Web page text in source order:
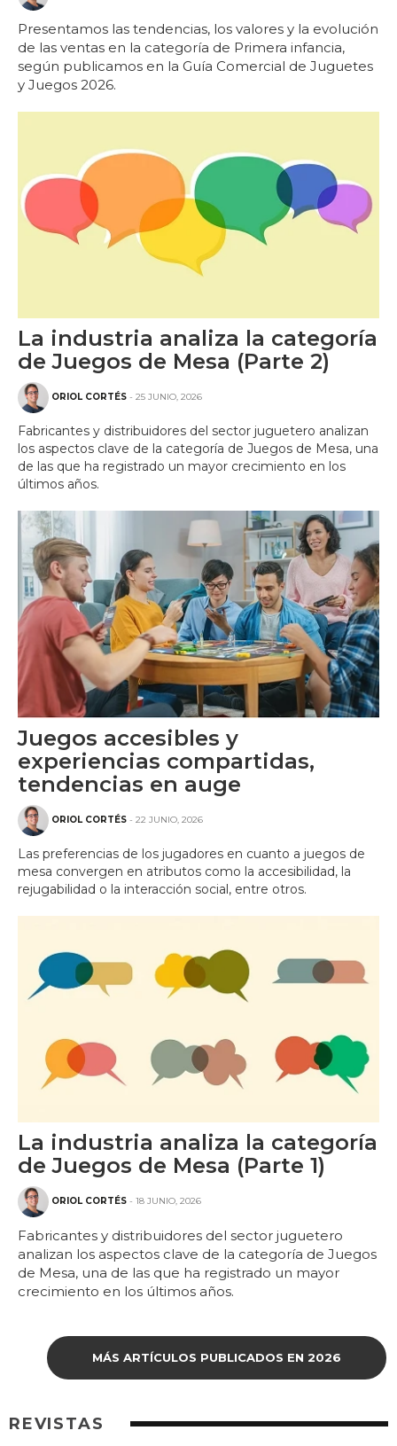
Presentamos las tendencias, los valores y la evolución
de las ventas en la categoría de Primera infancia,
según publicamos en la Guía Comercial de Juguetes
y Juegos 2026.
La industria analiza la categoría
de Juegos de Mesa (Parte 2)
ORIOL CORTÉS - 25 JUNIO, 2026
Fabricantes y distribuidores del sector juguetero analizan
los aspectos clave de la categoría de Juegos de Mesa, una
de las que ha registrado un mayor crecimiento en los
últimos años.
Juegos accesibles y
experiencias compartidas,
tendencias en auge
ORIOL CORTÉS - 22 JUNIO, 2026
Las preferencias de los jugadores en cuanto a juegos de
mesa convergen en atributos como la accesibilidad, la
rejugabilidad o la interacción social, entre otros.
La industria analiza la categoría
de Juegos de Mesa (Parte 1)
ORIOL CORTÉS - 18 JUNIO, 2026
Fabricantes y distribuidores del sector juguetero
analizan los aspectos clave de la categoría de Juegos
de Mesa, una de las que ha registrado un mayor
crecimiento en los últimos años.
MÁS ARTÍCULOS PUBLICADOS EN 2026
REVISTAS